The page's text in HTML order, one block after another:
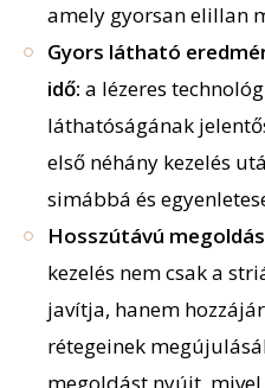
amely gyorsanelillan
Gyors látható
idő: a lézeres
láthatóságának
első néhány kezelés
simábbá és
Hosszútávú
kezelés nem csak a
javítja, hanem
rétegeinek